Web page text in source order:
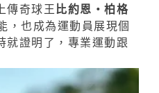
傳奇球王比約恩・柏格
，也成為運動員展現個
就證明了，專業運動跟